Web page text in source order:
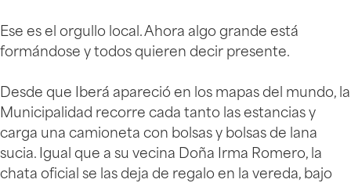
Ese es el orgullo local. Ahora algo grande está
formándose y todos quieren decir presente.
Desde que Iberá apareció en los mapas del mundo, la
Municipalidad recorre cada tanto las estancias y
carga una camioneta con bolsas y bolsas de lana
sucia. Igual que a su vecina Doña Irma Romero, la
chata oficial se las deja de regalo en la vereda, bajo